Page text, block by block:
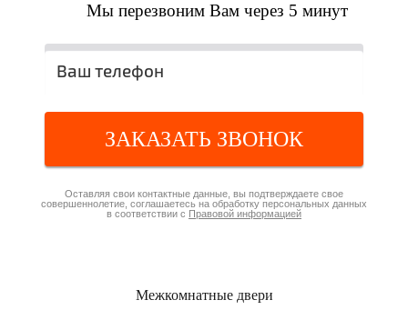
Мы перезвоним Вам через 5 минут
ЗАКАЗАТЬ ЗВОНОК
Оставляя свои контактные данные, вы подтверждаете свое
совершеннолетие, соглашаетесь на обработку персональных данных
в соответствии с Правовой информацией
Межкомнатные двери